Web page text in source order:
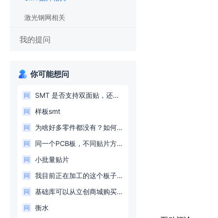
激光钢网相关
我的提问
你可能想问
问 SMT 是否支持双面贴，还是单面贴，是人工，还是机器
问 样板smt
问 为啥好多零件都没有？如何避免
问 同一个PCB板，不同贴片方案如何下单？
问 小批量贴片
问 我目前正在加工的这个板子能贴片吗，元件都有吗，做好价格？
问 基础库可以从立创商城购买直接发到SMT分部吗？
问 衡水